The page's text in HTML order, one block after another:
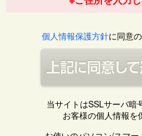
個人情報保護方針に同意
当サイトはSSLサーバ暗
お客様の個人情報を